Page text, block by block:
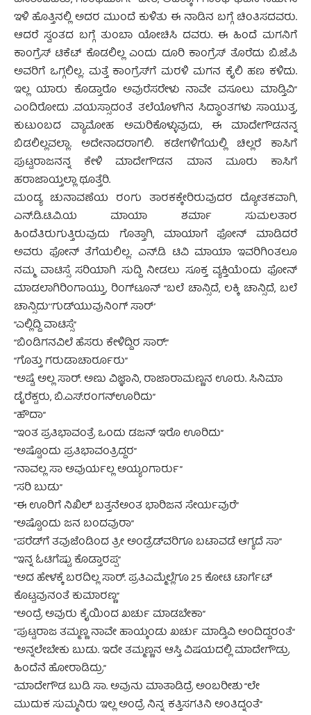
ಇಳಿ ಹೊತ್ತಿನಲ್ಲಿ ಅದರ ಮುಂದೆ ಕುಳಿತು ಈ ನಾಡಿನ ಬಗ್ಗೆ ಚಿಂತಿಸದವರು.
ಆದರೆ ಸ್ವಂತದ ಬಗ್ಗೆ ತುಂಬಾ ಯೋಚಿಸಿ ದವರು. ಈ ಹಿಂದೆ ಮಗನಿಗೆ
ಕಾಂಗ್ರೆಸ್ ಟಿಕೆಟ್ ಕೊಡಲಿಲ್ಲ ಎಂದು ದೂರಿ ಕಾಂಗ್ರೆಸ್ ತೊರೆದು ಬಿ.ಜೆ.ಪಿ
ಅವರಿಗೆ ಒಗ್ಗಲಿಲ್ಲ. ಮತ್ತೆ ಕಾಂಗ್ರೆಸ್‍ಗೆ ಮರಳಿ ಮಗನ ಕೈಲಿ ಹಣ ಕಳಿದು.
ಇಲ್ಲ ಯಾರು ಕೊಡ್ತಾರೊ ಅವುರೆಸರೇಳು ನಾವೇ ವಸೂಲು ಮಾಡ್ತಿವಿ”
ಎಂದಿರೋದು .ವಯಸ್ಸಾದಂತೆ ತಲೆಯೊಳಗಿನ ಸಿದ್ಧಾಂತಗಳು ಸಾಯುತ್ತ,
ಕುಟುಂಬದ ವ್ಯಾಮೋಹ ಅಮರಿಕೊಳ್ಳುವುದು, ಈ ಮಾದೇಗೌಡನನ್ನ
ಬಿಡಲಿಲ್ಲವಲ್ಲಾ. ಅದೇನಾದರಾಗಲಿ. ಕಡೇಗಳಿಗೆಯಲ್ಲಿ ಚಿಲ್ಲರೆ ಕಾಸಿಗೆ
ಪುಟ್ಟರಾಜನನ್ನ ಕೇಳಿ ಮಾದೇಗೌಡನ ಮಾನ ಮೂರು ಕಾಸಿಗೆ
ಹರಾಜಾಯ್ತಲ್ಲಾ ಥೂತ್ತೆರಿ.
ಮಂಡ್ಯ ಚುನಾವಣೆಯ ರಂಗು ತಾರಕಕ್ಕೇರಿರುವುದರ ದ್ಯೋತಕವಾಗಿ,
ಎನ್.ಡಿ.ಟಿ.ವಿ.ಯ ಮಾಯಾ ಶರ್ಮಾ ಸುಮಲತಾರ
ಹಿಂದೆತಿರುಗುತ್ತಿರುವುದು ಗೊತ್ತಾಗಿ, ಮಾಯಾಗೆ ಫೋನ್ ಮಾಡಿದರೆ
ಅವರು ಫೋನ್ ತೆಗೆಯಲಿಲ್ಲ. ಎನ್.ಡಿ ಟಿವಿ ಮಾಯಾ ಇವರಿಗಿಂತಲೂ
ನಮ್ಮ ವಾಟಿಸ್ಸೆ ಸರಿಯಾಗಿ ಸುದ್ದಿ ನೀಡಲು ಸೂಕ್ತ ವ್ಯಕ್ತಿಯೆಂದು ಫೋನ್
ಮಾಡಲಾಗಿರಿಂಗಾಯ್ತು, ರಿಂಗ್‍ಟೂನ್ “ಬಲೆ ಚಾನ್ಸಿದೆ, ಲಕ್ಕಿ ಚಾನ್ಸಿದೆ, ಬಲೆ
ಚಾನ್ಸಿದು’ ‘ಗುಡ್‍ಯುವುನಿಂಗ್ ಸಾರ್’
“ಎಲ್ಲಿದ್ದಿ ವಾಟಿಸ್ಸೆ”
“ಬಿಂಡಿಗನವಿಲೆ ಹೆಸರು ಕೇಳಿದ್ದಿರ ಸಾರ್.”
“ಗೊತ್ತು ಗರುಡಾಚಾರ್ರೂರು”
“ಅಷ್ಟೆ ಅಲ್ಲ ಸಾರ್. ಅಣು ವಿಜ್ಞಾನಿ, ರಾಜಾರಾಮಣ್ಣನ ಊರು. ಸಿನಿಮಾ
ಡೈರೆಕ್ಟರು, ಬಿ.ಎಸ್.ರಂಗನ್‍ಊರಿದು”
“ಹೌದಾ”
“ಇಂತ ಪ್ರತಿಭಾವಂತ್ರೆ ಒಂದು ಡಜನ್ ಇರೊ ಊರಿದು”
“ಅಷ್ಟೊಂದು ಪ್ರತಿಭಾವಂತ್ರಿದ್ದರ”
“ನಾವಲ್ಲ ಸಾ ಅವುರ್ಯಲ್ಲ ಅಯ್ಯಂಗಾರ್ರು”
“ಸರಿ ಬುಡು”
“ಈ ಊರಿಗೆ ನಿಖಿಲ್ ಬತ್ತನೆಅಂತ ಭಾರಿಜನ ಸೇರ್ಯವುರೆ”
“ಅಷ್ಟೊಂದು ಜನ ಬಂದವುರಾ”
“ಪರೆಡ್‍ಗೆ ತವುಜೆಂಡಿಂದ ತ್ರೀ ಅಂಡ್ರೆಡ್‍ವರಿಗೂ ಬಟಾವಡೆ ಆಗ್ಯದೆ ಸಾ”
“ಇನ್ನ ಓಟಿಗೆಷ್ಟು ಕೊಡ್ತಾರಪ್ಪ”
“ಅದ ಹೇಳಕ್ಕೆ ಬರದಿಲ್ಲ ಸಾರ್. ಪ್ರತಿಎಮ್ಮೆಲ್ಲೆಗೂ 25 ಕೋಟಿ ಟಾರ್ಗೆಟ್
ಕೊಟ್ಟವುನಂತೆ ಕುಮಾರಣ್ಣ”
“ಅಂದ್ರೆ ಅವುರು ಕೈಯಿಂದ ಖರ್ಚು ಮಾಡಬೇಕಾ”
“ಪುಟ್ಟರಾಜ ತಮ್ಮಣ್ಣ ನಾವೇ ಹಾಯ್ಕಂಡು ಖರ್ಚು ಮಾಡ್ತಿವಿ ಅಂದಿದ್ದರಂತೆ”
“ಅನ್ನಲೇಬೇಕು ಬುಡು. ಇದೇ ತಮ್ಮಣ್ಣನ ಆಸ್ತಿ ವಿಷಯದಲ್ಲಿ ಮಾದೇಗೌಡ್ರು
ಹಿಂದೆನೆ ಹೋರಾಡಿದ್ರು”
“ಮಾದೇಗೌಡ ಬುಡಿ ಸಾ. ಅವುನು ಮಾತಾಡಿದ್ರೆ ಅಂಬರೀಶು “ಲೇ
ಮುದುಕ ಸುಮ್ಮನಿರು ಇಲ್ಲ ಅಂದ್ರೆ ನಿನ್ನ ಕತ್ತಿಸಗತಿನಿ ಅಂತಿದ್ನಂತೆ”